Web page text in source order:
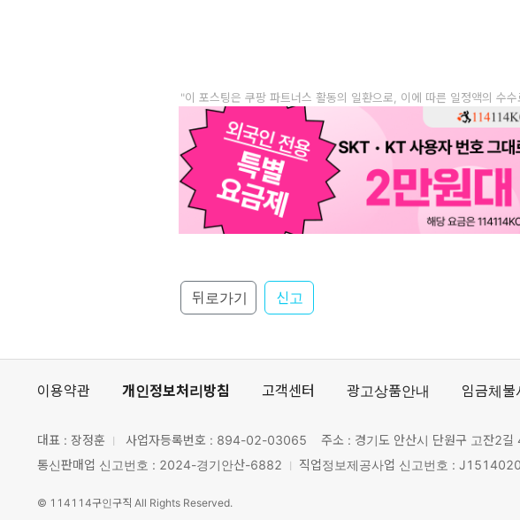
"이 포스팅은 쿠팡 파트너스 활동의 일환으로, 이에 따른 일정액의 수
뒤로가기 신고
이용약관 개인정보처리방침 고객센터 광고상품안내 임금체불
대표 : 장정훈 사업자등록번호 : 894-02-03065
주소 : 경기도 안산시 단원구 고잔2
통신판매업 신고번호 : 2024-경기안산-6882
직업정보제공사업 신고번호 :
© 114114구인구직 All Rights Reserved.